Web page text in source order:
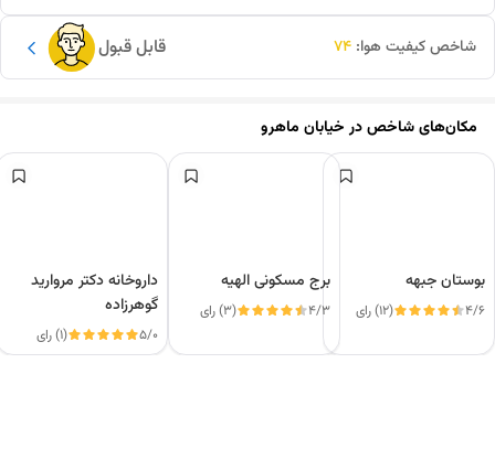
قابل قبول شاخص کیفیت هوا: 74
مکان‌های شاخص درخیابان ماهرو
بوستان جبهه
4/6 (12) رای
برج مسکونی الهیه
4/3 (3) رای
داروخانه دکتر مروارید
گوهرزاده
5/0 (1) رای